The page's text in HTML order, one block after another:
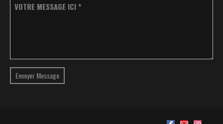
VOTRE MESSAGE ICI *
Envoyer Message